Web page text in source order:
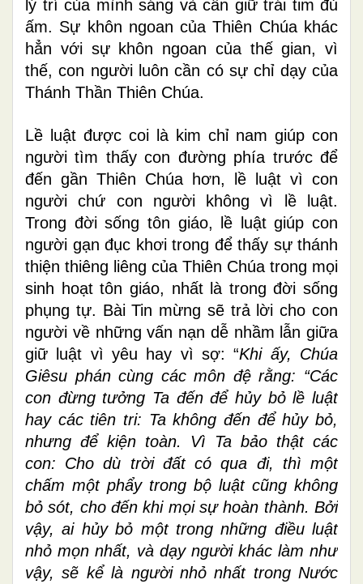
lý trí của mình sáng và cần giữ trái tim đủ
ấm. Sự khôn ngoan của Thiên Chúa khác
hẳn với sự khôn ngoan của thế gian, vì
thế, con người luôn cần có sự chỉ dạy của
Thánh Thần Thiên Chúa.
Lề luật được coi là kim chỉ nam giúp con
người tìm thấy con đường phía trước để
đến gần Thiên Chúa hơn, lề luật vì con
người chứ con người không vì lề luật.
Trong đời sống tôn giáo, lề luật giúp con
người gạn đục khơi trong để thấy sự thánh
thiện thiêng liêng của Thiên Chúa trong mọi
sinh hoạt tôn giáo, nhất là trong đời sống
phụng tự. Bài Tin mừng sẽ trả lời cho con
người về những vấn nạn dễ nhầm lẫn giữa
giữ luật vì yêu hay vì sợ: “Khi ấy, Chúa
Giêsu phán cùng các môn đệ rằng: “Các
con đừng tưởng Ta đến để hủy bỏ lề luật
hay các tiên tri: Ta không đến để hủy bỏ,
nhưng để kiện toàn. Vì Ta bảo thật các
con: Cho dù trời đất có qua đi, thì một
chấm một phẩy trong bộ luật cũng không
bỏ sót, cho đến khi mọi sự hoàn thành. Bởi
vậy, ai hủy bỏ một trong những điều luật
nhỏ mọn nhất, và dạy người khác làm như
vậy, sẽ kể là người nhỏ nhất trong Nước